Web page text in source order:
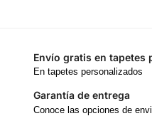
Envío gratis en tapetes
En tapetes personalizados
Garantía de entrega
Conoce las opciones de